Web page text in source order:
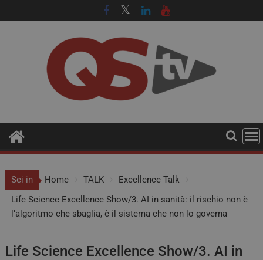
Sei in Home TALK
Excellence Talk
Life Science Excellence Show/3. AI in sanità: il rischio non è
l’algoritmo che sbaglia, è il sistema che non lo governa
Life Science Excellence Show/3. AI in